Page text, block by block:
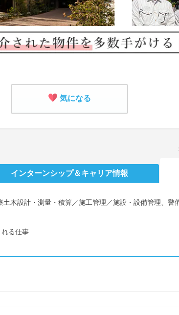
気になる
インターンシップ＆キャリア情報
木設計・測量・積算／施工管理／施設・設備管理、警
る仕事